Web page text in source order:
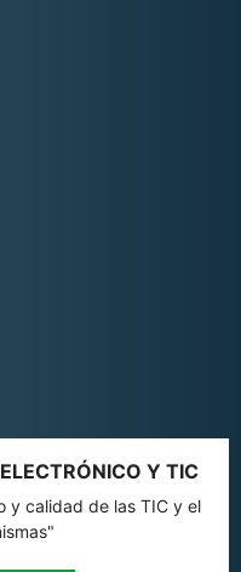
Y TIC
y calidad de las TIC y el